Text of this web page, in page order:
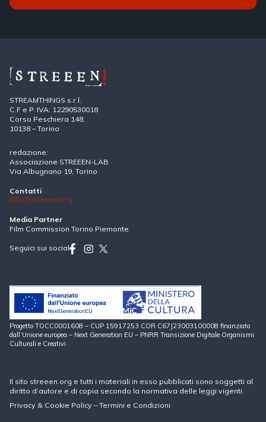
STREAMTHINGS s.r.l.
C.F e P. IVA: 12290530018
Corso Peschiera 148,
10138 – Torino
redazione:
Associazione STREEEN-LAB
Via Albugnano 19, Torino
Contatti
info@streeen.org
Media Partner
Film Commission Torino Piemonte
Seguici sui social
Progetto TOCC0001608 – CUP 15917253 COR C67J23003100008 finanziato
dall’Unione europea – Next Generation EU – PNRR Transizione Digitale Organismi
Culturali e Creativi
Il sito streeen.org e tutti i materiali in esso pubblicati sono soggetti al
diritto d’autore e di copia secondo la normativa delle leggi vigenti.
Privacy & Cookie Policy –Termini e Condizioni